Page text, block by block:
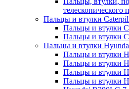
телескопического
Пальцы и втулки
Пальцы и втулки
Пальцы и втулки
Пальцы и втулки
Пальцы и втулки
Пальцы и втулки
Пальцы и втулки
Пальцы и втулки